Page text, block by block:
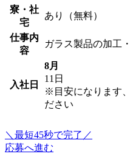
寮・社
宅
あり（無料）
仕事内
容
ガラス製品の加工
入社日
8月
11日
※目安になります
ださい
＼最短45秒で完了／
応募へ進む